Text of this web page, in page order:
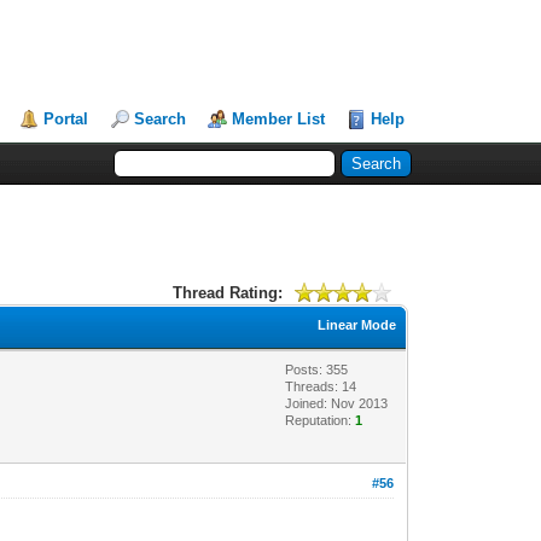
Portal Search Member List Help
Thread Rating:
Linear Mode
Posts: 355
Threads: 14
Joined: Nov 2013
Reputation:1
#56